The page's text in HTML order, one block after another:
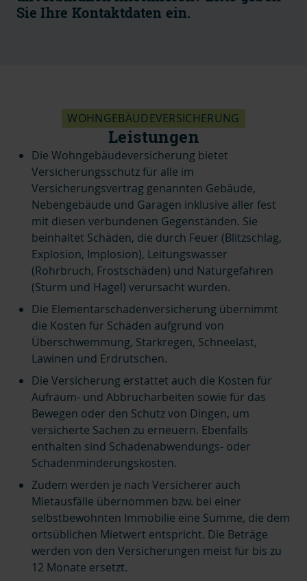
Sie Ihre Kontaktdaten ein.
WOHNGEBÄUDEVERSICHERUNG
Leistungen
Die Wohngebäudeversicherung bietet
Versicherungsschutz für alle im
Versicherungsvertrag genannten Gebäude,
Nebengebäude und Garagen inklusive aller fest
mit diesen verbundenen Gegenständen. Sie
beinhaltet Schäden, die durch Feuer (Blitzschlag,
Explosion, Implosion), Leitungswasser
(Rohrbruch, Frostschäden) und Naturgefahren
(Sturm und Hagel) verursacht wurden.
Die Elementarschadenversicherung übernimmt
die Kosten für Schäden aufgrund von
Überschwemmung, Starkregen, Schneelast,
Lawinen und Erdrutschen.
Die Versicherung erstattet auch die Kosten für
Aufräum- und Abbrucharbeiten sowie für das
Bewegen oder den Schutz von Dingen, um
versicherte Sachen zu erneuern. Ebenfalls
enthalten sind Schadenabwendungs- oder
Schadenminderungskosten.
Zudem werden je nach Versicherer auch
Mietausfälle übernommen bzw. bei einer
selbstbewohnten Immobilie eine Summe, die dem
ortsüblichen Mietwert entspricht. Die Beträge
werden von den Versicherungen meist für bis zu
12 Monate ersetzt.